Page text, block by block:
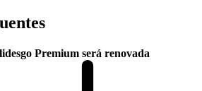
Premium será renovada